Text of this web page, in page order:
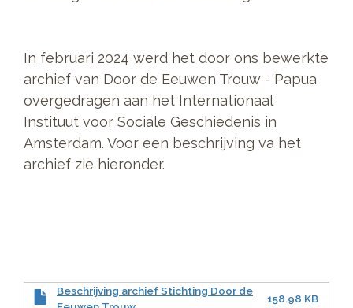
In februari 2024 werd het door ons bewerkte
archief van Door de Eeuwen Trouw - Papua
overgedragen aan het Internationaal
Instituut voor Sociale Geschiedenis in
Amsterdam. Voor een beschrijving va het
archief zie hieronder.
Beschrijving archief Stichting Door de
158.98 KB